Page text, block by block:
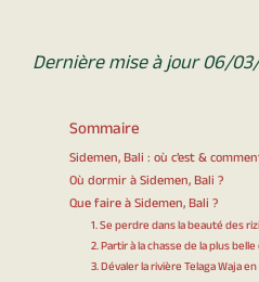
Dernière mise à jour 06/
Sommaire
Sidemen, Bali : où c’est &
Où dormir à Sidemen, Bali ?
Que faire à Sidemen, Bali ?
1. Se perdre dans la beauté des
2. Partir à la chasse de la plus
3. Dévaler la rivière Telaga Waja